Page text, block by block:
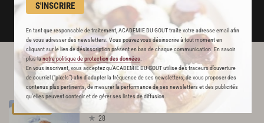
S'INSCRIRE
En tant que responsable de traitement, ACADEMIE DU GOUT traite votre adresse email afin
de vous adresser des newsletters. Vous pouvez vous désinscrire à tout moment en
cliquant sur le lien de désinscription présent en bas de chaque communication. En savoir
plus lanotre politique de protection des données
En vous inscrivant, vous acceptez qu'ACADEMIE DU GOUT utilise des traceurs d’ouverture
de courriel (“pixels”) afin d’adapter la fréquence de ses newsletters, de vous proposer des
contenus plus pertinents, de mesurer la performance de ses newsletters et des publicités
qu’elles peuvent contenir et de gérer ses listes de diffusion.
DÉJÀ ABONNÉ(E) ? JE ME CONNECTE
L'ACADÉMIE DU GOÛT VOUS
RECOMMANDE
PREMIUM Langoustinesrôties et tartelette
28